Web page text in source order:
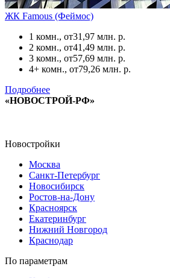
ЖК Famous (Феймос)
1 комн., от31,97 млн. р.
2 комн., от41,49 млн. р.
3 комн., от57,69 млн. р.
4+ комн., от79,26 млн. р.
Подробнее
«НОВОСТРОЙ-РФ»
Новостройки
Москва
Санкт-Петербург
Новосибирск
Ростов-на-Дону
Красноярск
Екатеринбург
Нижний Новгород
Краснодар
По параметрам